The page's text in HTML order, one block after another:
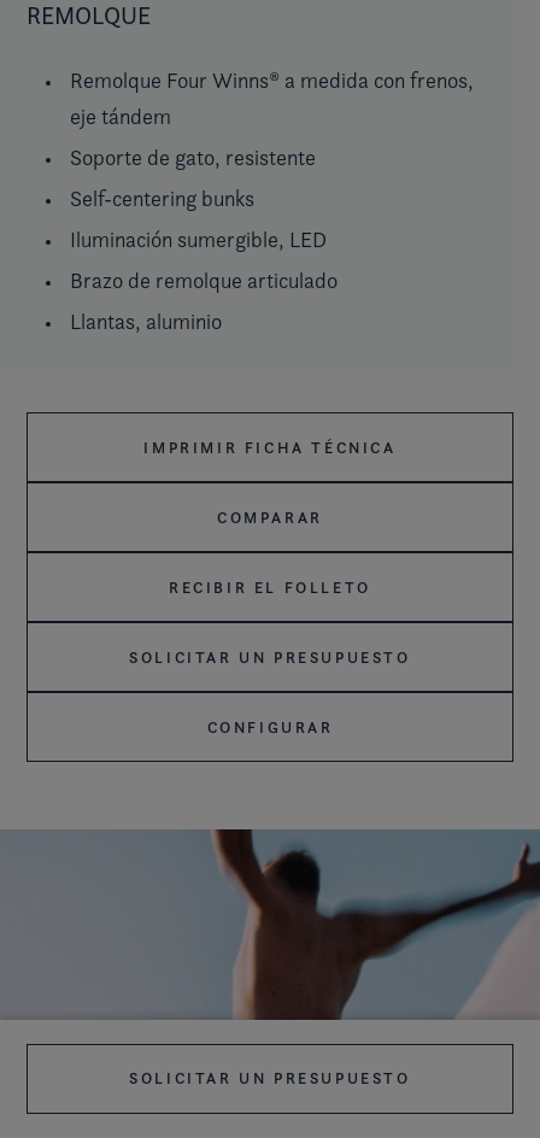
REMOLQUE
Remolque Four Winns® a medida con frenos,
eje tándem
Soporte de gato, resistente
Self-centering bunks
Iluminación sumergible, LED
Brazo de remolque articulado
Llantas, aluminio
IMPRIMIR FICHA TÉCNICA
COMPARAR
RECIBIR EL FOLLETO
SOLICITAR UN PRESUPUESTO
CONFIGURAR
SOLICITAR UN PRESUPUESTO